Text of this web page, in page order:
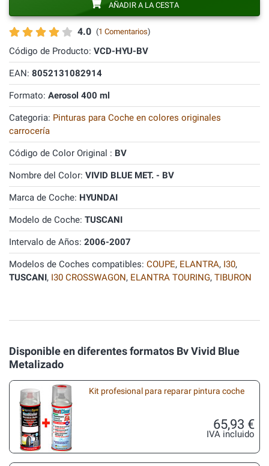
4.0 (1 Comentarios)
Código de Producto: VCD-HYU-BV
EAN: 8052131082914
Formato: Aerosol 400 ml
Categoria: Pinturas para Coche en colores originales
carrocería
Código de Color Original : BV
Nombre del Color: VIVID BLUE MET. - BV
Marca de Coche: HYUNDAI
Modelo de Coche: TUSCANI
Intervalo de Años: 2006-2007
Modelos de Coches compatibles: COUPE, ELANTRA, I30,
TUSCANI, I30 CROSSWAGON, ELANTRA TOURING, TIBURON
AÑADIR A LA CESTA
Disponible en diferentes formatos Bv Vivid Blue
Metalizado
Kit profesional para reparar pintura coche
65,93 €
IVA incluido